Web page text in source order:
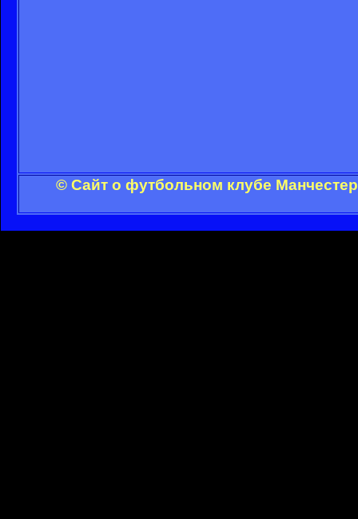
© Сайт о футбольном клубе